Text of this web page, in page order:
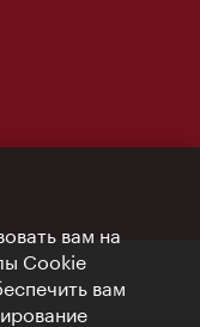
вам на
Cookie
вам